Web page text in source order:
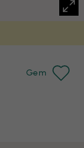
Gem